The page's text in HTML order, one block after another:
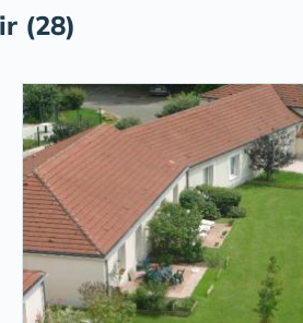
(28)